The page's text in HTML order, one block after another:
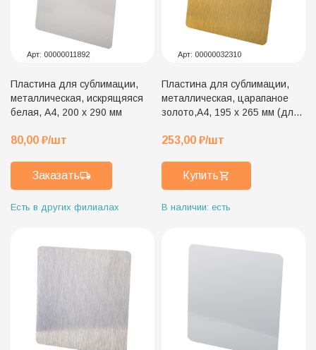
Арт: 00000011892
Пластина для сублимации,
металлическая, искрящяяся
белая, А4, 200 х 290 мм
80,00 ₽/шт
Заказать
Есть в других филиалах
Арт: 00000032310
Пластина для сублимации,
металлическая, царапаное
золото,А4, 195 х 265 мм (для
253,00 ₽/шт
Купить
В наличии: есть